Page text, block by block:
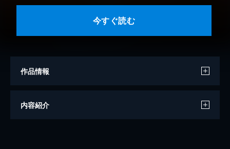
今すぐ読む
作品情報
著者
内容紹介